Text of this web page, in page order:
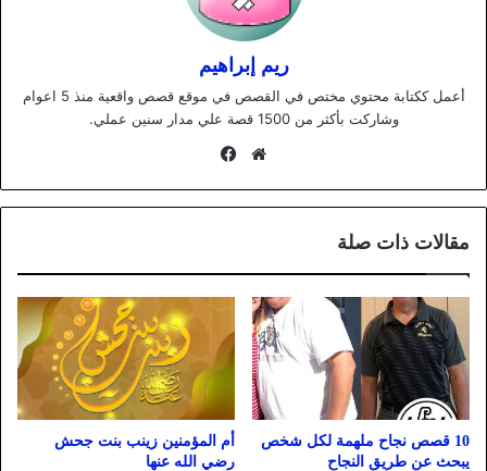
ريم إبراهيم
أعمل ككتابة محتوي مختص في القصص في موقع قصص واقعية منذ 5 اعوام
وشاركت بأكثر من 1500 قصة علي مدار سنين عملي.
موقع
مقالات ذات صلة
10 قصص نجاح ملهمة لكل شخص
يبحث عن طريق النجاح
أم المؤمنين زينب بنت جحش
رضي الله عنها